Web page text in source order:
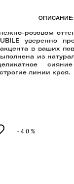
ОПИСАНИЕ:
розовом
уверенно
акцента в ваших
из
линии кроя.
-40%